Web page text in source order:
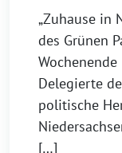
„Zuhause in
des Grünen
Delegierte
politische
[…]